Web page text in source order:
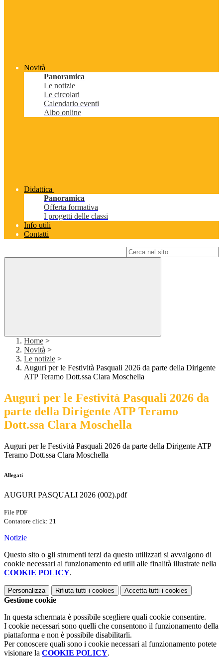
Novità
Panoramica
Le notizie
Le circolari
Calendario eventi
Albo online
Didattica
Panoramica
Offerta formativa
I progetti delle classi
Info utili
Contatti
Home >
Novità >
Le notizie >
Auguri per le Festività Pasquali 2026 da parte della Dirigente
ATP Teramo Dott.ssa Clara Moschella
Auguri per le Festività Pasquali 2026 da
parte della Dirigente ATP Teramo
Dott.ssa Clara Moschella
Auguri per le Festività Pasquali 2026 da parte della Dirigente ATP
Teramo Dott.ssa Clara Moschella
Allegati
AUGURI PASQUALI 2026 (002).pdf
File PDF
Contatore click: 21
Notizie
Questo sito o gli strumenti terzi da questo utilizzati si avvalgono di
cookie necessari al funzionamento ed utili alle finalità illustrate nella
COOKIE POLICY.
Personalizza Rifiuta tutti i cookies Accetta tutti i cookies
Gestione cookie
In questa schermata è possibile scegliere quali cookie consentire.
I cookie necessari sono quelli che consentono il funzionamento della
piattaforma e non è possibile disabilitarli.
Per conoscere quali sono i cookie necessari al funzionamento potete
visionare la COOKIE POLICY.